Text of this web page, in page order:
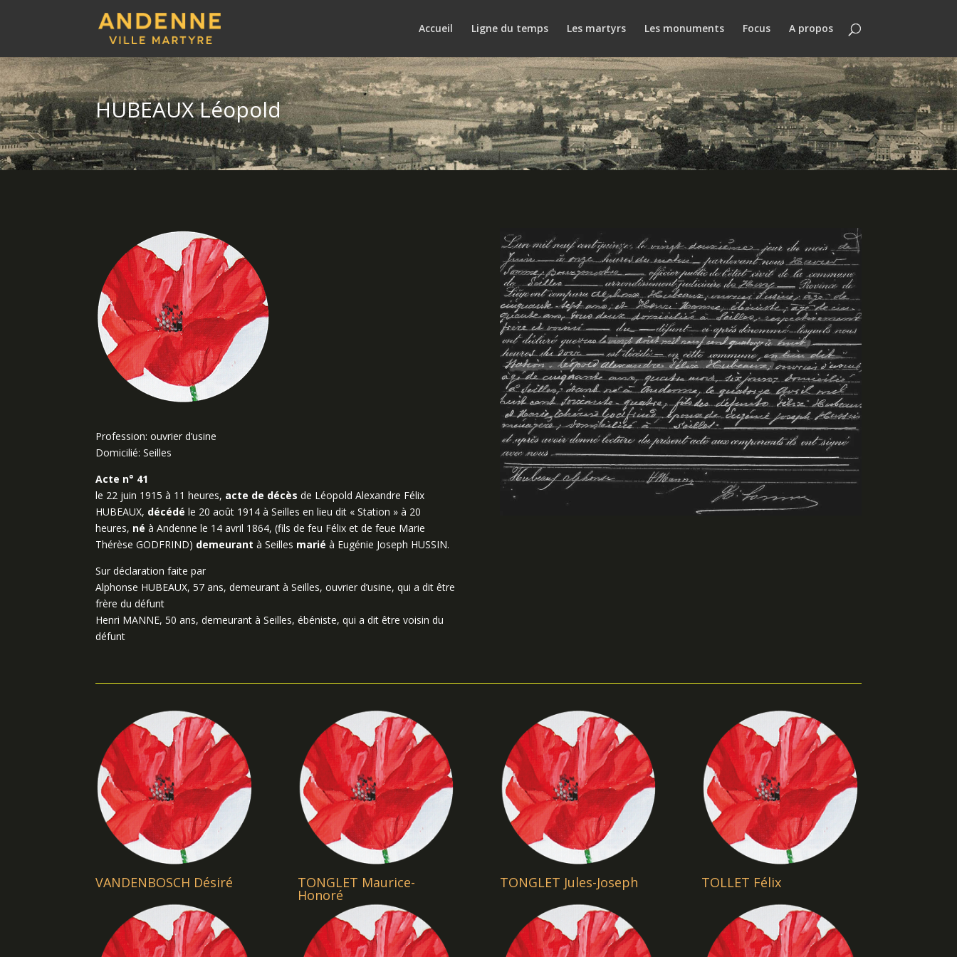
Accueil Ligne du temps Les martyrs Les monuments Focus A propos
HUBEAUX Léopold
Profession: ouvrier d’usine
Domicilié: Seilles
Acte n° 41
le 22 juin 1915 à 11 heures, acte de décès de Léopold Alexandre Félix
HUBEAUX, décédé le 20 août 1914 à Seilles en lieu dit « Station » à 20
heures, né à Andenne le 14 avril 1864, (fils de feu Félix et de feue Marie
Thérèse GODFRIND) demeurant à Seilles marié à Eugénie Joseph HUSSIN.
Sur déclaration faite par
Alphonse HUBEAUX, 57 ans, demeurant à Seilles, ouvrier d’usine, qui a dit être
frère du défunt
Henri MANNE, 50 ans, demeurant à Seilles, ébéniste, qui a dit être voisin du
défunt
VANDENBOSCH Désiré TONGLET Maurice-
Honoré
TONGLET Jules-Joseph TOLLET Félix